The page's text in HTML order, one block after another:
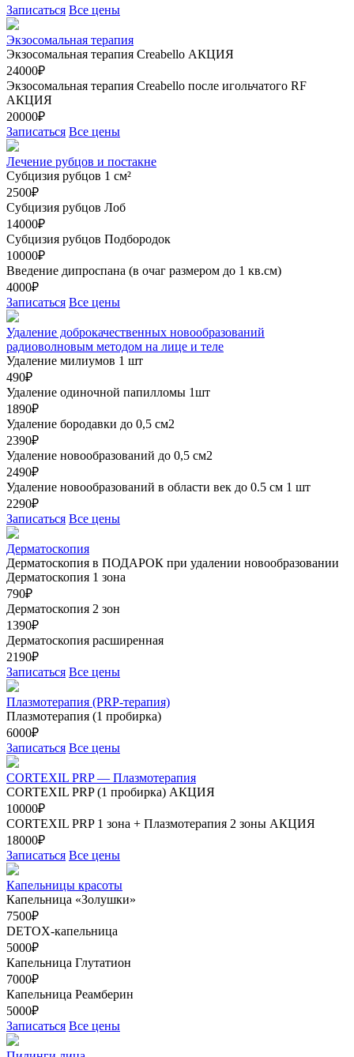
Записаться Все цены
Экзосомальная терапия
Экзосомальная терапия Creabello АКЦИЯ
24000₽
Экзосомальная терапия Creabello после игольчатого RF
АКЦИЯ
20000₽
Записаться Все цены
Лечение рубцов и постакне
Субцизия рубцов 1 см²
2500₽
Субцизия рубцов Лоб
14000₽
Субцизия рубцов Подбородок
10000₽
Введение дипроспана (в очаг размером до 1 кв.см)
4000₽
Записаться Все цены
Удаление доброкачественных новообразований
радиоволновым методом на лице и теле
Удаление милиумов 1 шт
490₽
Удаление одиночной папилломы 1шт
1890₽
Удаление бородавки до 0,5 см2
2390₽
Удаление новообразований до 0,5 см2
2490₽
Удаление новообразований в области век до 0.5 см 1 шт
2290₽
Записаться Все цены
Дерматоскопия
Дерматоскопия в ПОДАРОК при удалении новообразовании
Дерматоскопия 1 зона
790₽
Дерматоскопия 2 зон
1390₽
Дерматоскопия расширенная
2190₽
Записаться Все цены
Плазмотерапия (PRP-терапия)
Плазмотерапия (1 пробирка)
6000₽
Записаться Все цены
CORTEXIL PRP — Плазмотерапия
CORTEXIL PRP (1 пробирка) АКЦИЯ
10000₽
CORTEXIL PRP 1 зона + Плазмотерапия 2 зоны АКЦИЯ
18000₽
Записаться Все цены
Капельницы красоты
Капельница «Золушки»
7500₽
DETOX-капельница
5000₽
Капельница Глутатион
7000₽
Капельница Реамберин
5000₽
Записаться Все цены